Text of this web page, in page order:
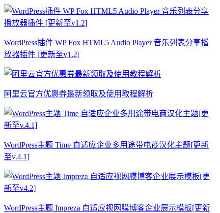
WordPress插件 WP Fox HTML5 Audio Player 音乐列表分享播
放器插件 [更新至v1.2]
阿里云官方优惠券最新领取及使用教程解析
WordPress主题 Time 自适应企业多用途带电商汉化主题[更新
至v.4.1]
WordPress主题 Impreza 自适应视网膜博客企业展示模板[更新